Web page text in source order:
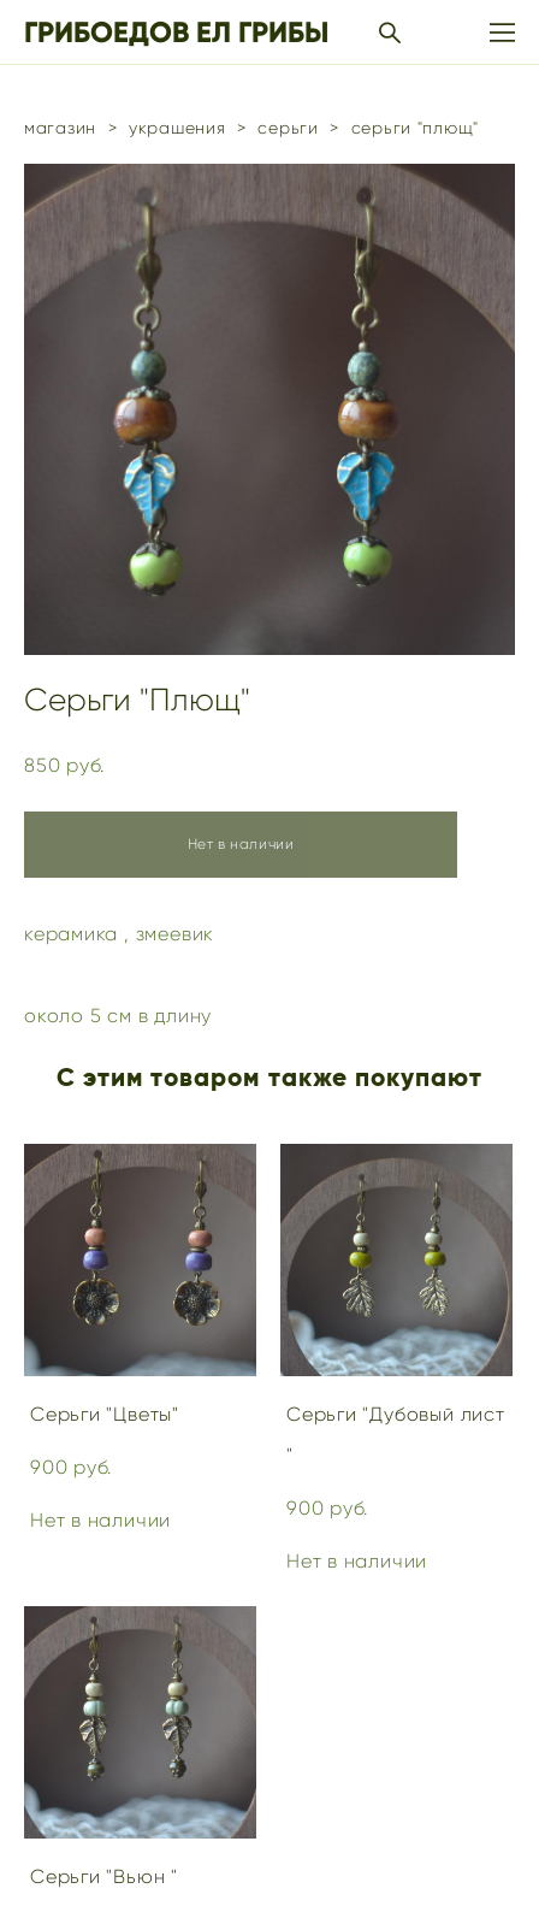
ГРИБОЕДОВ ЕЛ ГРИБЫ
магазин > украшения > серьги > серьги "плющ"
Серьги "Плющ"
850 pуб.
Нет в наличии
керамика , змеевик
около 5 см в длину
С этим товаром также покупают
Серьги "Цветы"
900 pуб.
Нет в наличии
Серьги "Дубовый лист
"
900 pуб.
Нет в наличии
Серьги "Вьюн "